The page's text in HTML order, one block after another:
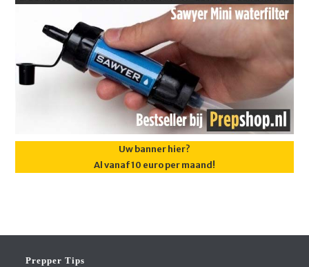
Uw banner hier?
Al vanaf 10 euro per maand!
Prepper Tips